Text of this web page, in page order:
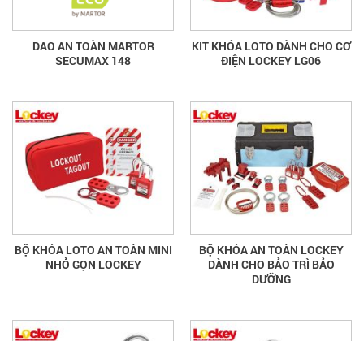
DAO AN TOÀN MARTOR
SECUMAX 148
KIT KHÓA LOTO DÀNH CHO CƠ
ĐIỆN LOCKEY LG06
BỘ KHÓA LOTO AN TOÀN MINI
NHỎ GỌN LOCKEY
BỘ KHÓA AN TOÀN LOCKEY
DÀNH CHO BẢO TRÌ BẢO
DƯỠNG